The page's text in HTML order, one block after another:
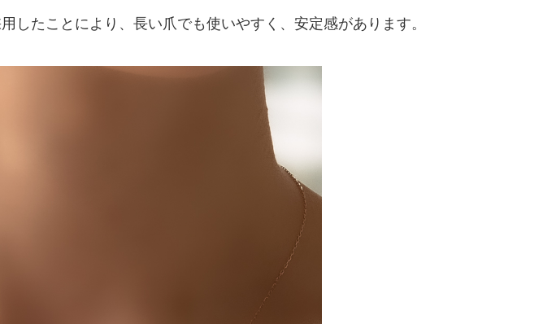
したことにより、長い爪でも使いやすく、安定感があります。